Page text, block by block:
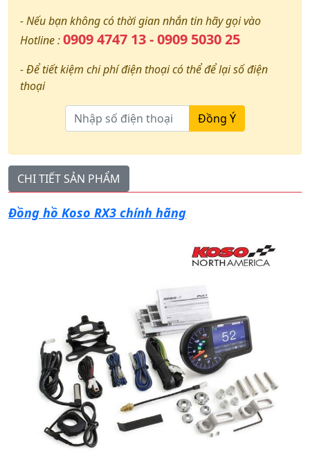
- Nếu bạn không có thời gian nhắn tin hãy gọi vào
Hotline :0909 4747 13 - 0909 5030 25
- Để tiết kiệm chi phí điện thoại có thể để lại số điện
thoại
Đồng Ý
CHI TIẾT SẢN PHẨM
Đồng hồ Koso RX3 chính hãng